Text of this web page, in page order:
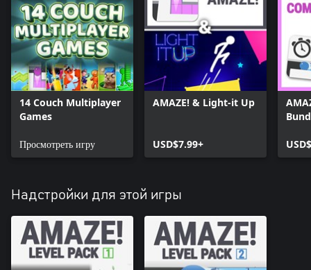
14 Couch Multiplayer
Games
Просмотреть игру
AMAZE! & Light-it Up
USD$7.99+
Надстройки для этой игры